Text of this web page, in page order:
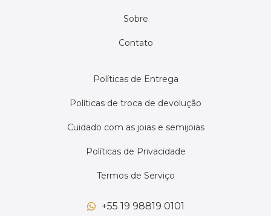
Sobre
Contato
Políticas de Entrega
Políticas de troca de devolução
Cuidado com as joias e semijoias
Políticas de Privacidade
Termos de Serviço
+55 19 98819 0101